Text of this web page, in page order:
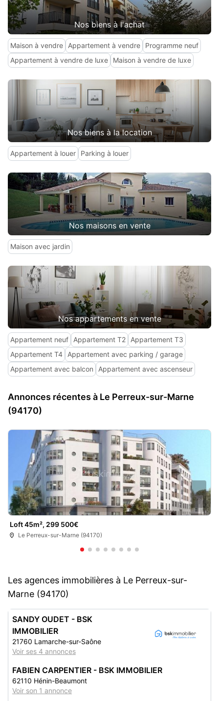
Nos biens à l'achat
Maison à vendre Appartement à vendre
Programme neuf
Appartement à vendre de luxe
Maison à vendre de luxe
Nos biens à la location
Appartement à louer Parking à louer
Nos maisons en vente
Maison avec jardin
Nos appartements en vente
Appartement neuf Appartement T2
Appartement T3
Appartement T4
Appartement avec parking / garage
Appartement avec balcon
Appartement avec ascenseur
Annonces récentes à Le Perreux-sur-Marne
(94170)
Loft 45m², 299 500€
Le Perreux-sur-Marne (94170)
Les agences immobilières à Le Perreux-sur-
Marne (94170)
SANDY OUDET - BSK
IMMOBILIER
21760 Lamarche-sur-Saône
Voir ses 4 annonces
FABIEN CARPENTIER - BSK IMMOBILIER
62110 Hénin-Beaumont
Voir son 1 annonce